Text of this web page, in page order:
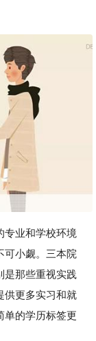
专业和学校环境
可小觑。三本院
是那些重视实践
供更多实习和就
单的学历标签更